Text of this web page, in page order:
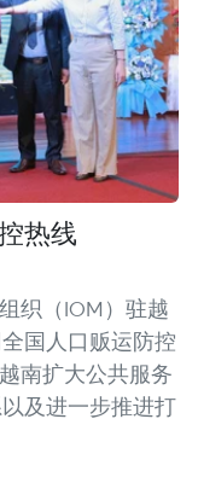
热线
织（IOM）驻越
国人口贩运防控
南扩大公共服务
及进一步推进打